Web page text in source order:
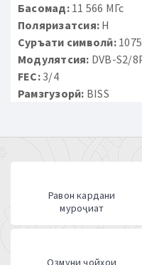
Басомад:11 566 МГс
Поляризатсия: H
Суръати символӣ:
Модулятсия: DVB-S2/
FEC:3/4
Рамзгузорӣ: BISS
Равон кардани
муроҷиат
Озмуни ҷойҳои